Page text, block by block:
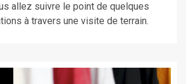
allez suivre le point de quelques
à travers une visite de terrain.